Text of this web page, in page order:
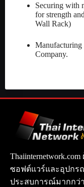
Securing with
for strength
Wall Rack)
Manufacturing
Company.
ซอฟต์แวร์และอุปกร
ประสบการณ์มากกว่า